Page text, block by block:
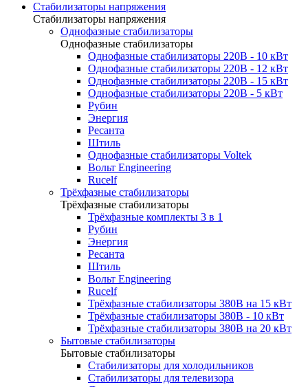
Стабилизаторы напряжения
Стабилизаторы напряжения
Однофазные стабилизаторы
Однофазные стабилизаторы
Однофазные стабилизаторы 220В - 10 кВт
Однофазные стабилизаторы 220В - 12 кВт
Однофазные стабилизаторы 220В - 15 кВт
Однофазные стабилизаторы 220В - 5 кВт
Рубин
Энергия
Ресанта
Штиль
Однофазные стабилизаторы Voltek
Вольт Engineering
Rucelf
Трёхфазные стабилизаторы
Трёхфазные стабилизаторы
Трёхфазные комплекты 3 в 1
Рубин
Энергия
Ресанта
Штиль
Вольт Engineering
Rucelf
Трёхфазные стабилизаторы 380В на 15 кВт
Трёхфазные стабилизаторы 380В - 10 кВт
Трёхфазные стабилизаторы 380В на 20 кВт
Бытовые стабилизаторы
Бытовые стабилизаторы
Стабилизаторы для холодильников
Стабилизаторы для телевизора